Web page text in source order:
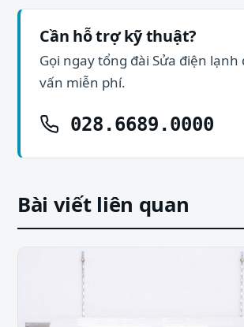
Cần hỗ trợ kỹ thuật?
Gọi ngay tổng đài Sửa điện lạnh
vấn miễn phí.
028.6689.0000
Bài viết liên quan